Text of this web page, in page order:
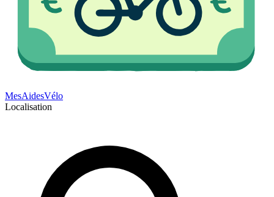
MesAidesVélo
Localisation